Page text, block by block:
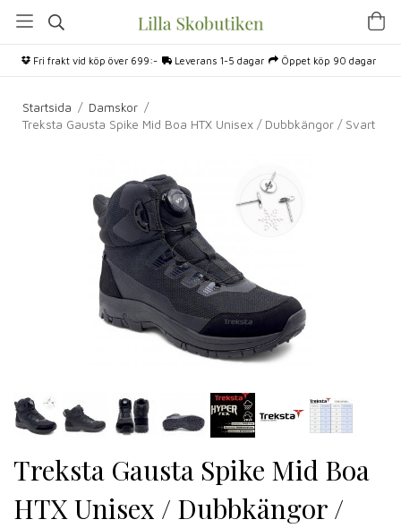
Fri frakt vid köp över 699:- Leverans 1-5 dagar Öppet köp 90 dagar
Startsida / Damskor /
Treksta Gausta Spike Mid Boa HTX Unisex / Dubbkängor / Svart
Treksta Gausta Spike Mid Boa
HTX Unisex / Dubbkängor /